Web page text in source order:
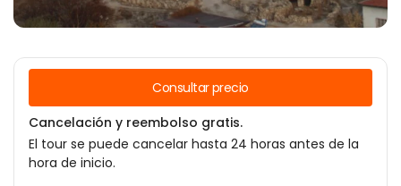
Consultar precio
Cancelación y reembolso gratis.
El tour se puede cancelar hasta 24 horas antes de la
hora de inicio.